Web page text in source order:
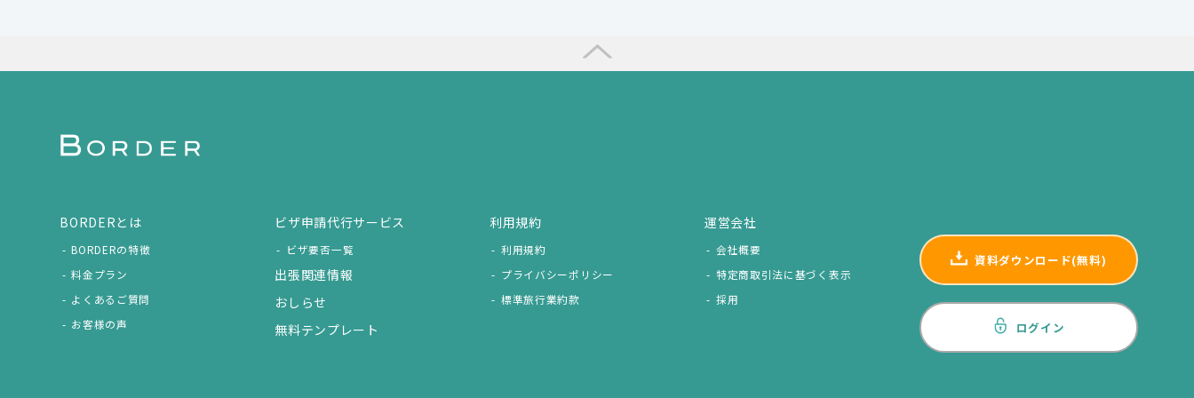
BORDERとは
BORDERの特徴
料金プラン
よくあるご質問
お客様の声
ビザ申請代行サービス
ビザ要否一覧
出張関連情報
おしらせ
無料テンプレート
利用規約
利用規約
プライバシーポリシー
標準旅行業約款
運営会社
会社概要
特定商取引法に基づく表示
採用
資料ダウンロード(無料)
ログイン